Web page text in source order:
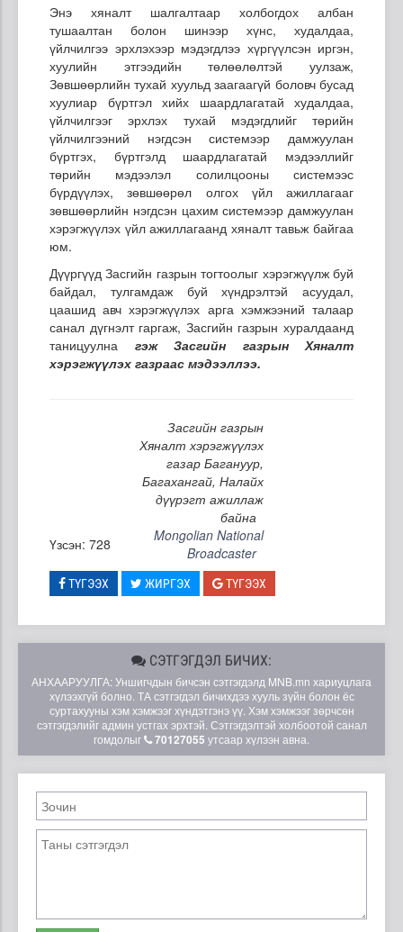
Энэ хяналт шалгалтаар холбогдох албан
тушаалтан болон шинээр хүнс, худалдаа,
үйлчилгээ эрхлэхээр мэдэгдлээ хүргүүлсэн иргэн,
хуулийн этгээдийн төлөөлөлтэй уулзаж,
Зөвшөөрлийн тухай хуульд заагаагүй боловч бусад
хуулиар бүртгэл хийх шаардлагатай худалдаа,
үйлчилгээг эрхлэх тухай мэдэгдлийг төрийн
үйлчилгээний нэгдсэн системээр дамжуулан
бүртгэх, бүртгэлд шаардлагатай мэдээллийг
төрийн мэдээлэл солилцооны системээс
бүрдүүлэх, зөвшөөрөл олгох үйл ажиллагааг
зөвшөөрлийн нэгдсэн цахим системээр дамжуулан
хэрэгжүүлэх үйл ажиллагаанд хяналт тавьж байгаа
юм.
Дүүргүүд Засгийн газрын тогтоолыг хэрэгжүүлж буй
байдал, тулгамдаж буй хүндрэлтэй асуудал,
цаашид авч хэрэгжүүлэх арга хэмжээний талаар
санал дүгнэлт гаргаж, Засгийн газрын хуралдаанд
таницуулна гэж Засгийн газрын Хяналт
хэрэгжүүлэх газраас мэдээллээ.
Засгийн газрын
Хяналт хэрэгжүүлэх
газар Багануур,
Багахангай, Налайх
дүүрэгт ажиллаж
байна
Үзсэн: 728
Mongolian National
Broadcaster
ТҮГЭЭХ ЖИРГЭХ ТҮГЭЭХ
СЭТГЭГДЭЛ БИЧИХ:
АНХААРУУЛГА: Уншигчдын бичсэн сэтгэгдэлд MNB.mn хариуцлага
хүлээхгүй болно. ТА сэтгэгдэл бичихдээ хууль зүйн болон ёс
суртахууны хэм хэмжээг хүндэтгэнэ үү. Хэм хэмжээг зөрчсөн
сэтгэгдэлийг админ устгах эрхтэй. Сэтгэгдэлтэй холбоотой санал
гомдолыг
70127055 утсаар хүлээн авна.